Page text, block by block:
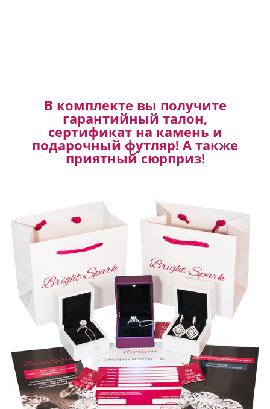
В комплекте вы получите
гарантийный талон,
сертификат на камень и
подарочный футляр! А также
приятный сюрприз!